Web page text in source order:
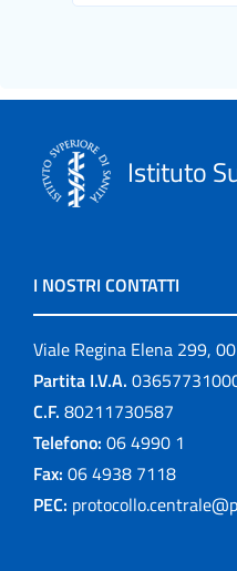
Istituto
I NOSTRI CONTATTI
Viale Regina Elena 299,
Partita I.V.A.
C.F. 80211730587
Telefono: 06 4990 1
Fax: 06 4938 7118
PEC: